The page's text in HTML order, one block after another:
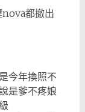
nova都撤出
今年換照不
是爹不疼娘